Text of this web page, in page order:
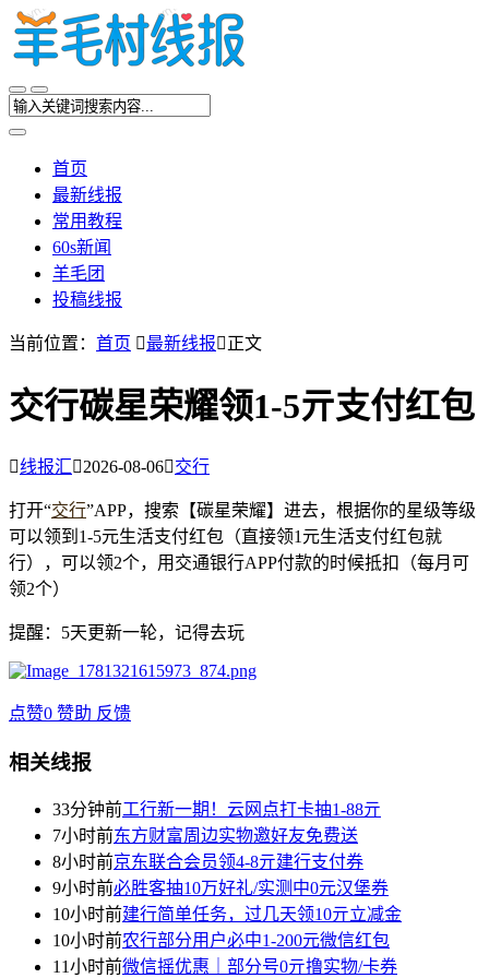
首页
最新线报
常用教程
60s新闻
羊毛团
投稿线报
当前位置： 首页 最新线报正文
交行碳星荣耀领1-5亓支付红包
线报汇2026-08-06交行
打开“交行”APP，搜索【碳星荣耀】进去，根据你的星级等级
可以领到1-5元生活支付红包（直接领1元生活支付红包就
行），可以领2个，用交通银行APP付款的时候抵扣（每月可
领2个）
提醒：5天更新一轮，记得去玩
点赞0 赞助 反馈
相关线报
33分钟前工行新一期！云网点打卡抽1-88亓
7小时前东方财富周边实物邀好友免费送
8小时前京东联合会员领4-8亓建行支付券
9小时前必胜客抽10万好礼/实测中0元汉堡券
10小时前建行简单任务，过几天领10亓立减金
10小时前农行部分用户必中1-200元微信红包
11小时前微信摇优惠｜部分号0亓撸实物/卡券